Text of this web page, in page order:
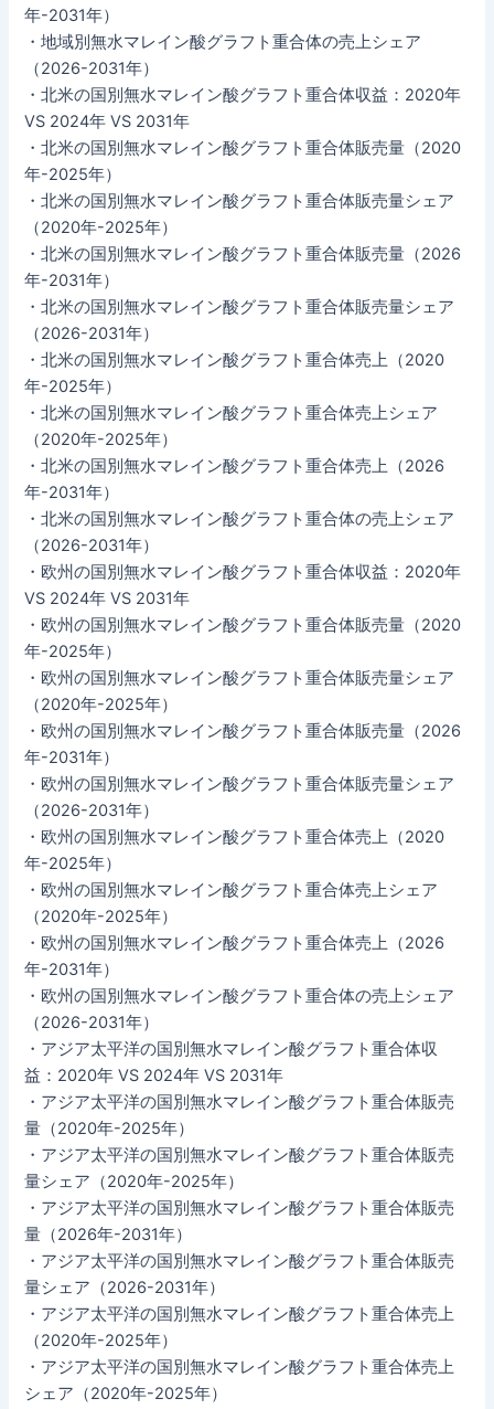
年-2031年）
・地域別無水マレイン酸グラフト重合体の売上シェア
（2026-2031年）
・北米の国別無水マレイン酸グラフト重合体収益：2020年
VS 2024年 VS 2031年
・北米の国別無水マレイン酸グラフト重合体販売量（2020
年-2025年）
・北米の国別無水マレイン酸グラフト重合体販売量シェア
（2020年-2025年）
・北米の国別無水マレイン酸グラフト重合体販売量（2026
年-2031年）
・北米の国別無水マレイン酸グラフト重合体販売量シェア
（2026-2031年）
・北米の国別無水マレイン酸グラフト重合体売上（2020
年-2025年）
・北米の国別無水マレイン酸グラフト重合体売上シェア
（2020年-2025年）
・北米の国別無水マレイン酸グラフト重合体売上（2026
年-2031年）
・北米の国別無水マレイン酸グラフト重合体の売上シェア
（2026-2031年）
・欧州の国別無水マレイン酸グラフト重合体収益：2020年
VS 2024年 VS 2031年
・欧州の国別無水マレイン酸グラフト重合体販売量（2020
年-2025年）
・欧州の国別無水マレイン酸グラフト重合体販売量シェア
（2020年-2025年）
・欧州の国別無水マレイン酸グラフト重合体販売量（2026
年-2031年）
・欧州の国別無水マレイン酸グラフト重合体販売量シェア
（2026-2031年）
・欧州の国別無水マレイン酸グラフト重合体売上（2020
年-2025年）
・欧州の国別無水マレイン酸グラフト重合体売上シェア
（2020年-2025年）
・欧州の国別無水マレイン酸グラフト重合体売上（2026
年-2031年）
・欧州の国別無水マレイン酸グラフト重合体の売上シェア
（2026-2031年）
・アジア太平洋の国別無水マレイン酸グラフト重合体収
益：2020年 VS 2024年 VS 2031年
・アジア太平洋の国別無水マレイン酸グラフト重合体販売
量（2020年-2025年）
・アジア太平洋の国別無水マレイン酸グラフト重合体販売
量シェア（2020年-2025年）
・アジア太平洋の国別無水マレイン酸グラフト重合体販売
量（2026年-2031年）
・アジア太平洋の国別無水マレイン酸グラフト重合体販売
量シェア（2026-2031年）
・アジア太平洋の国別無水マレイン酸グラフト重合体売上
（2020年-2025年）
・アジア太平洋の国別無水マレイン酸グラフト重合体売上
シェア（2020年-2025年）